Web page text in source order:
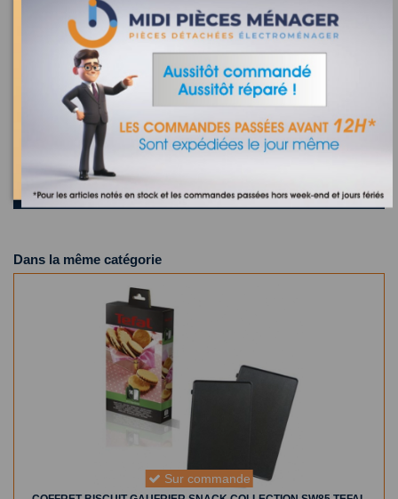
coffret mini lingot gaufrier snack collection SW85
Tefal XA801312
Recherchez la référence de votre appareil dans la liste
ci-dessous
Où trouver la référence de mon appareil ?
13 appareils compatibles.
Dans la même catégorie
Sur commande